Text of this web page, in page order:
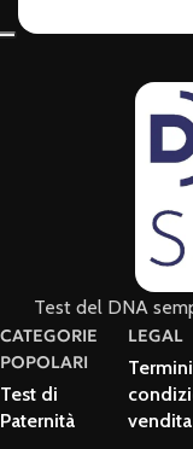
Test del DNA
CATEGORIE
POPOLARI
Test di
Paternità
LEGAL
vendita